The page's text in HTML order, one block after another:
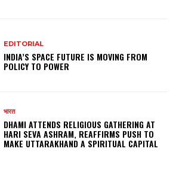
EDITORIAL
INDIA’S SPACE FUTURE IS MOVING FROM
POLICY TO POWER
भारत
DHAMI ATTENDS RELIGIOUS GATHERING AT
HARI SEVA ASHRAM, REAFFIRMS PUSH TO
MAKE UTTARAKHAND A SPIRITUAL CAPITAL